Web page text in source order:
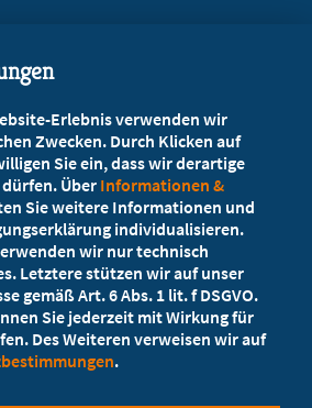
Sie!
Mitglied
einer MB-Mitgliedschaft
Erlebnis verwenden wir
Zwecken. Durch Klicken auf
Sie ein, dass wir derartige
Über Informationen &
Sie weitere Informationen und
individualisieren.
wir nur technisch
Letztere stützen wir auf unser
gemäß Art. 6 Abs. 1 lit. f DSGVO.
Sie jederzeit mit Wirkung für
Des Weiteren verweisen wir auf
.